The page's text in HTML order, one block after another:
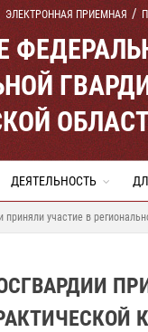
ЭЛЕКТРОННАЯ ПРИЕМНАЯ
ДЕЯТЕЛЬНОСТЬ
приняли участие в